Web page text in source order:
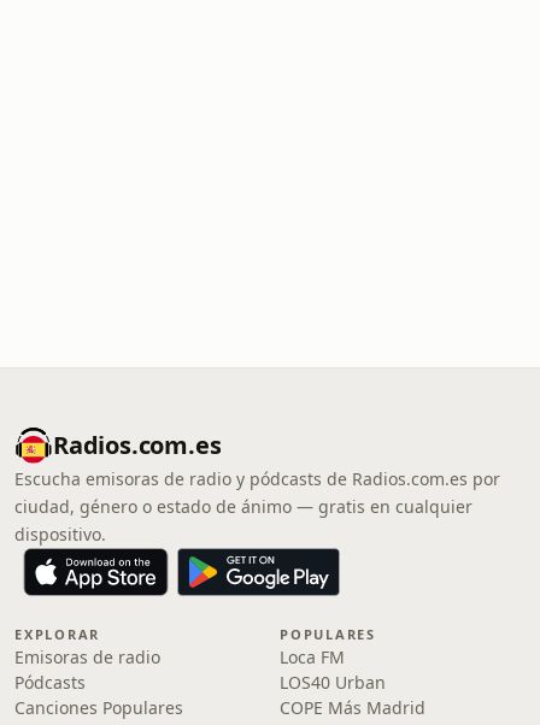
Radios.com.es
Escucha emisoras de radio y pódcasts de Radios.com.es por
ciudad, género o estado de ánimo — gratis en cualquier
dispositivo.
EXPLORAR
Emisoras de radio
Pódcasts
Canciones Populares
POPULARES
Loca FM
LOS40 Urban
COPE Más Madrid